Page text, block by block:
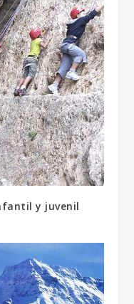
y juvenil